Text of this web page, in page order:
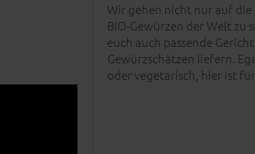
Wir gehen nicht nur auf die
BIO-Gewürzen der Welt zu
euch auch passende
Gewürzschätzen liefern.
oder vegetarisch, hier ist